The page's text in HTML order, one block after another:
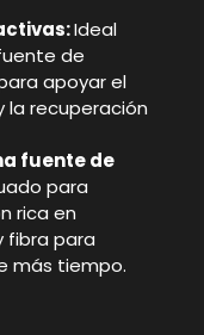
Ideal
de
apoyar el
la recuperación
fuente de
para
rica en
fibra para
más tiempo.